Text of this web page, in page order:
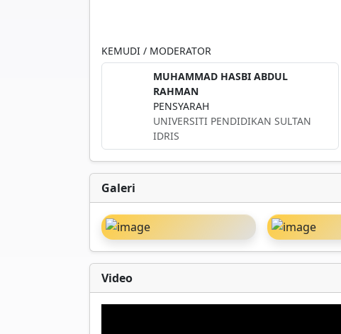
KEMUDI / MODERATOR
MUHAMMAD HASBI ABDUL
RAHMAN
PENSYARAH
UNIVERSITI PENDIDIKAN SULTAN
IDRIS
Galeri
Video